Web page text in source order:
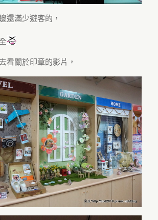
還滿少遊客的，
看關於印章的影片，